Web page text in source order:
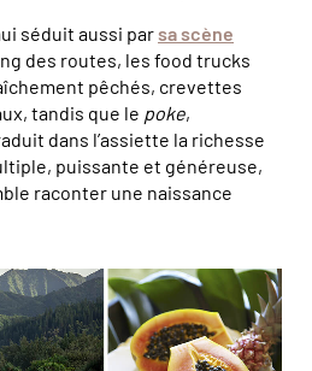
séduit aussi parsa scène
des routes, les food trucks
pêchés, crevettes
tandis que le poke,
dans l’assiette la richesse
puissante et généreuse,
raconter une naissance